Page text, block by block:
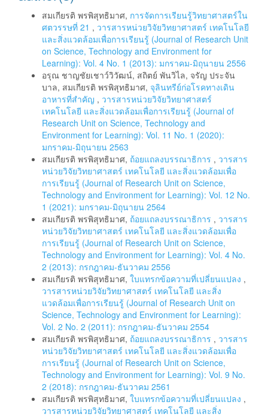
สมเกียรติ พรพิสุทธิมาศ, การจัดการเรียนรู้วิทยาศาสตร์ใน
ศตวรรษที่ 21 , วารสารหน่วยวิจัยวิทยาศาสตร์ เทคโนโลยี
และสิ่งแวดล้อมเพื่อการเรียนรู้ (Journal of Research Unit
on Science, Technology and Environment for
Learning): Vol. 4 No. 1 (2013): มกราคม-มิถุนายน 2556
อรุณ ชาญชัยเชาว์วิวัฒน์, สถิตย์ พันวิไล, จรัญ ประจัน
บาล, สมเกียรติ พรพิสุทธิมาศ, จุลินทรีย์ก่อโรคทางเดิน
อาหารที่สำคัญ , วารสารหน่วยวิจัยวิทยาศาสตร์
เทคโนโลยี และสิ่งแวดล้อมเพื่อการเรียนรู้ (Journal of
Research Unit on Science, Technology and
Environment for Learning): Vol. 11 No. 1 (2020):
มกราคม-มิถุนายน 2563
สมเกียรติ พรพิสุทธิมาศ, ถ้อยแถลงบรรณาธิการ , วารสาร
หน่วยวิจัยวิทยาศาสตร์ เทคโนโลยี และสิ่งแวดล้อมเพื่อ
การเรียนรู้ (Journal of Research Unit on Science,
Technology and Environment for Learning): Vol. 12 No.
1 (2021): มกราคม-มิถุนายน 2564
สมเกียรติ พรพิสุทธิมาศ, ถ้อยแถลงบรรณาธิการ , วารสาร
หน่วยวิจัยวิทยาศาสตร์ เทคโนโลยี และสิ่งแวดล้อมเพื่อ
การเรียนรู้ (Journal of Research Unit on Science,
Technology and Environment for Learning): Vol. 4 No.
2 (2013): กรกฎาคม-ธันวาคม 2556
สมเกียรติ พรพิสุทธิมาศ, ใบแทรกข้อความที่เปลี่ยนแปลง ,
วารสารหน่วยวิจัยวิทยาศาสตร์ เทคโนโลยี และสิ่ง
แวดล้อมเพื่อการเรียนรู้ (Journal of Research Unit on
Science, Technology and Environment for Learning):
Vol. 2 No. 2 (2011): กรกฎาคม-ธันวาคม 2554
สมเกียรติ พรพิสุทธิมาศ, ถ้อยแถลงบรรณาธิการ , วารสาร
หน่วยวิจัยวิทยาศาสตร์ เทคโนโลยี และสิ่งแวดล้อมเพื่อ
การเรียนรู้ (Journal of Research Unit on Science,
Technology and Environment for Learning): Vol. 9 No.
2 (2018): กรกฎาคม-ธันวาคม 2561
สมเกียรติ พรพิสุทธิมาศ, ใบแทรกข้อความที่เปลี่ยนแปลง ,
วารสารหน่วยวิจัยวิทยาศาสตร์ เทคโนโลยี และสิ่ง